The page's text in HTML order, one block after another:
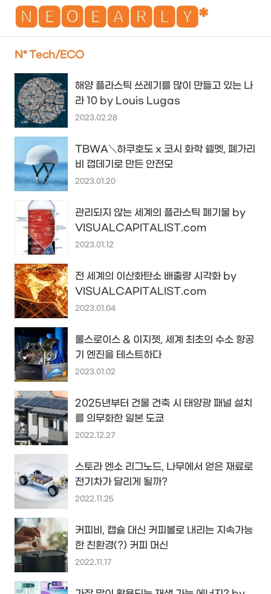
🅽🅴🅾🅴🅰🆁🅻🆈*
색
뉴
N* Tech/ECO
해양 플라스틱 쓰레기를 많이 만들고 있는 나
라 10 by Louis Lugas
2023.02.28
TBWA＼하쿠호도 x 코시 화학 쉘멧, 폐가리
비 껍데기로 만든 안전모
2023.01.20
관리되지 않는 세계의 플라스틱 폐기물 by
VISUALCAPITALIST.com
2023.01.12
전 세계의 이산화탄소 배출량 시각화 by
VISUALCAPITALIST.com
2023.01.04
롤스로이스 & 이지젯, 세계 최초의 수소 항공
기 엔진을 테스트하다
2023.01.02
2025년부터 건물 건축 시 태양광 패널 설치
를 의무화한 일본 도쿄
2022.12.27
스토라 엔소 리그노드, 나무에서 얻은 재료로
전기차가 달리게 될까?
2022.11.25
커피비, 캡슐 대신 커피볼로 내리는 지속가능
한 친환경(?) 커피 머신
2022.11.17